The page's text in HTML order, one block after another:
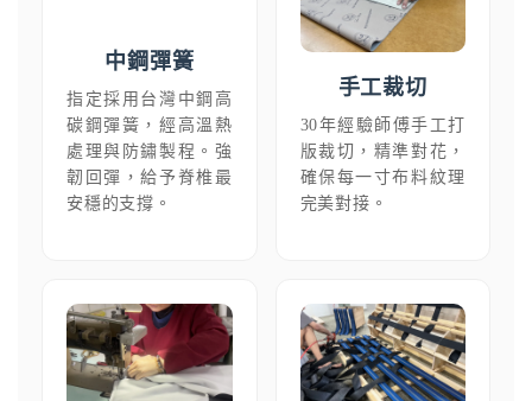
中鋼彈簧
指定採用台灣中鋼高
碳鋼彈簧，經高溫熱
處理與防鏽製程。強
韌回彈，給予脊椎最
安穩的支撐。
手工裁切
30年經驗師傅手工打
版裁切，精準對花，
確保每一寸布料紋理
完美對接。